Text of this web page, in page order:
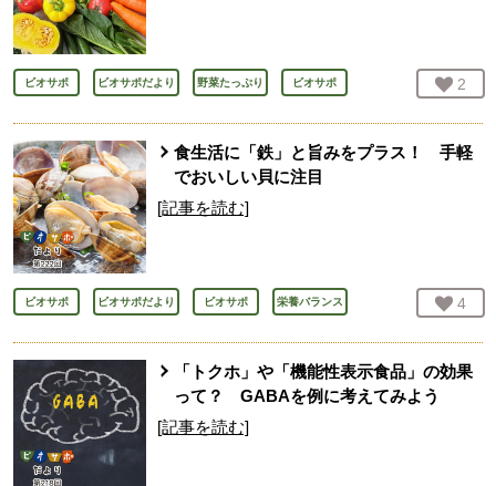
ビオサポ ビオサポだより 野菜たっぷり ビオサポ お気
2
食生活に「鉄」と旨みをプラス！ 手軽
でおいしい貝に注目
[記事を読む]
ビオサポ ビオサポだより ビオサポ 栄養バランス お気
4
「トクホ」や「機能性表示食品」の効果
って？ GABAを例に考えてみよう
[記事を読む]